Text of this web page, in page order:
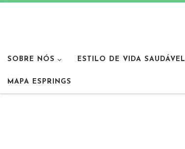
SOBRE NÓS ESTILO DE VIDA SAUDÁVEL
MAPA ESPRINGS